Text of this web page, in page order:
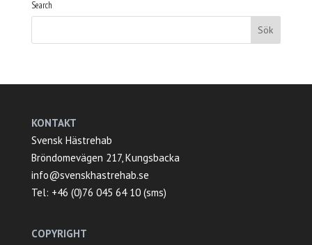
Search
KONTAKT
Svensk Hästrehab
Bröndomevägen 217, Kungsbacka
info@svenskhastrehab.se
Tel: +46 (0)76 045 64 10 (sms)
COPYRIGHT